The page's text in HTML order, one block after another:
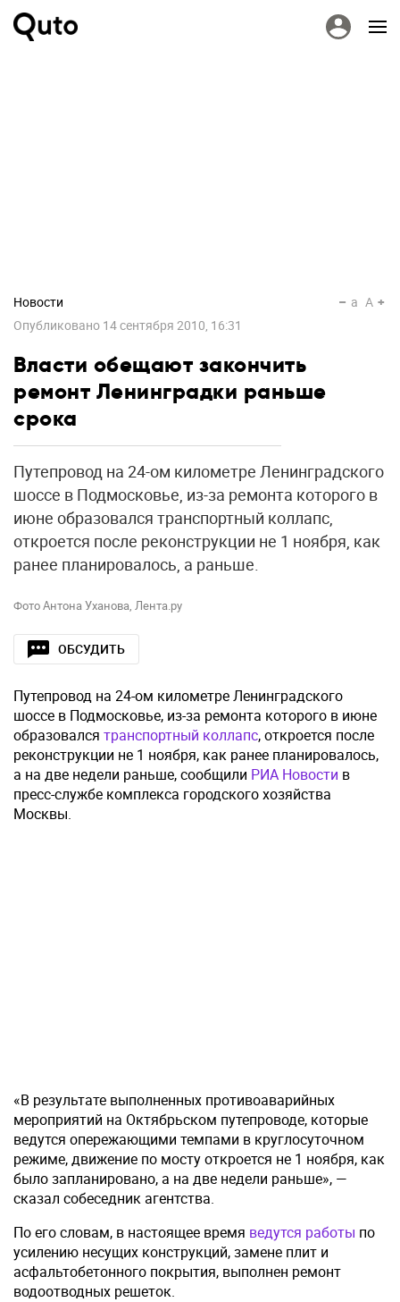
Новости
Опубликовано 14 сентября 2010, 16:31
a A
Власти обещают закончить
ремонт Ленинградки раньше
срока
Путепровод на 24-ом километре Ленинградского
шоссе в Подмосковье, из-за ремонта которого в
июне образовался транспортный коллапс,
откроется после реконструкции не 1 ноября, как
ранее планировалось, а раньше.
Фото Антона Уханова, Лента.ру
ОБСУДИТЬ
Путепровод на 24-ом километре Ленинградского
шоссе в Подмосковье, из-за ремонта которого в июне
образовался транспортный коллапс, откроется после
реконструкции не 1 ноября, как ранее планировалось,
а на две недели раньше, сообщили РИА Новости в
пресс-службе комплекса городского хозяйства
Москвы.
«В результате выполненных противоаварийных
мероприятий на Октябрьском путепроводе, которые
ведутся опережающими темпами в круглосуточном
режиме, движение по мосту откроется не 1 ноября, как
было запланировано, а на две недели раньше», —
сказал собеседник агентства.
По его словам, в настоящее время ведутся работы по
усилению несущих конструкций, замене плит и
асфальтобетонного покрытия, выполнен ремонт
водоотводных решеток.